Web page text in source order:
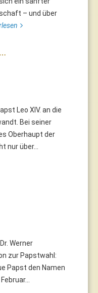
– und über
Leo XIV. an die
Bei seiner
Oberhaupt der
nur über...
Werner
zur Papstwahl:
Papst den Namen